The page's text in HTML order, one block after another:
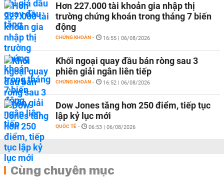
Hơn 227.000 tài khoản gia nhập thị
trường chứng khoán trong tháng 7 biến
động
CHỨNG KHOÁN - 16:55 | 06/08/2026
Khối ngoại quay đầu bán ròng sau 3
phiên giải ngân liên tiếp
CHỨNG KHOÁN - 16:52 | 06/08/2026
Dow Jones tăng hơn 250 điểm, tiếp tục
lập kỷ lục mới
QUỐC TẾ - 06:53 | 06/08/2026
Cùng chuyên mục